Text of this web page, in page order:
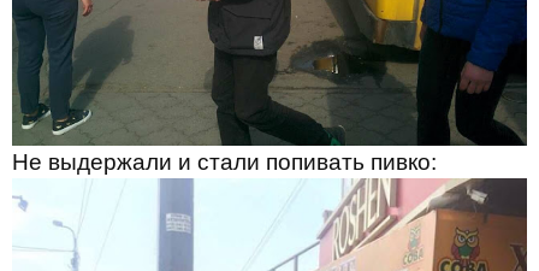
Не выдержали и стали попивать пивко: